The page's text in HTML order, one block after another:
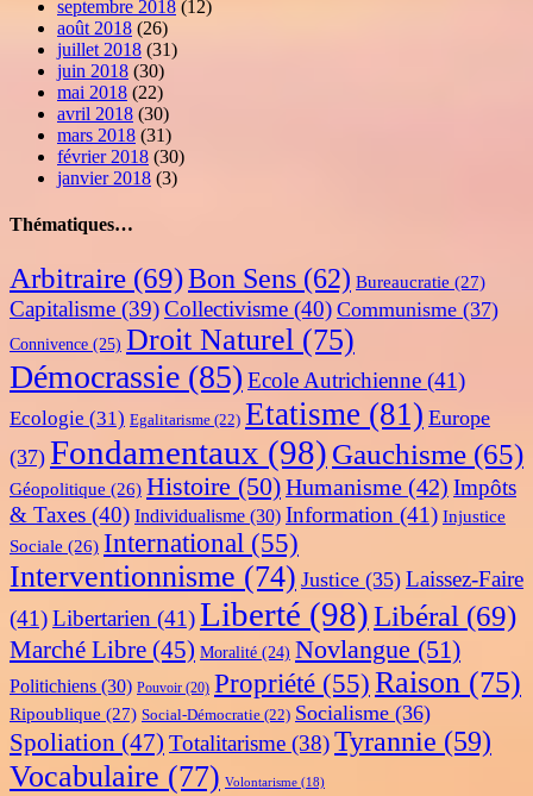
septembre 2018 (12)
août 2018 (26)
juillet 2018 (31)
juin 2018 (30)
mai 2018 (22)
avril 2018 (30)
mars 2018 (31)
février 2018 (30)
janvier 2018 (3)
Thématiques…
Arbitraire (69)Bon Sens (62) Bureaucratie (27)
Capitalisme (39)Collectivisme (40) Communisme (37)
Connivence (25) Droit Naturel (75)
Démocrassie (85) Ecole Autrichienne (41)
Ecologie (31) Egalitarisme (22) Etatisme (81) Europe
(37) Fondamentaux (98) Gauchisme (65)
Géopolitique (26) Histoire (50)Humanisme (42) Impôts
& Taxes (40) Individualisme (30) Information (41) Injustice
Sociale (26) International (55)
Interventionnisme (74) Justice (35) Laissez-Faire
(41)Libertarien (41)Liberté (98)Libéral (69)
Marché Libre (45) Moralité (24) Novlangue (51)
Politichiens (30) Pouvoir (20) Propriété (55) Raison (75)
Ripoublique (27) Social-Démocratie (22) Socialisme (36)
Spoliation (47) Totalitarisme (38)Tyrannie (59)
Vocabulaire (77) Volontarisme (18)